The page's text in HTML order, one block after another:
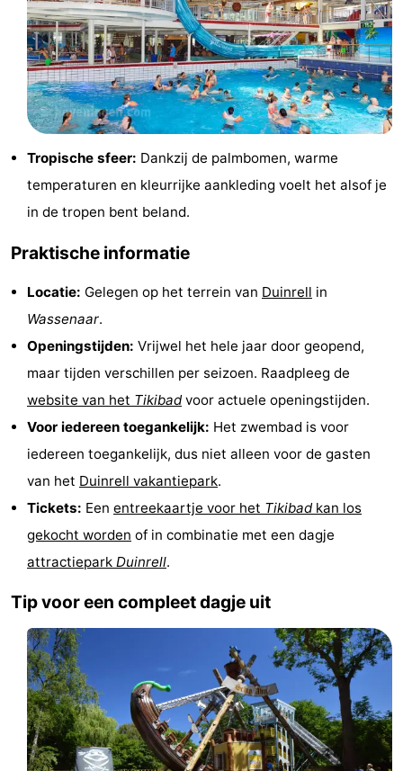
Zwembaden
Fietsen
Wandelen
-
Paardrijden
drinken
Evenementen
Praktisch
Forum
Route
Parkeren
Reisboekenwinkel
Nieuws
Medische
adressen
Regio
Noord-
Holland
Natuur
Tropische sfeer: Dankzij de palmbomen, warme
temperaturen en kleurrijke aankleding voelt het alsof je
in de tropen bent beland.
Praktische informatie
Locatie: Gelegen op het terrein van Duinrell in
Wassenaar.
Openingstijden: Vrijwel het hele jaar door geopend,
maar tijden verschillen per seizoen. Raadpleeg de
website van het Tikibadvoor actuele openingstijden.
Voor iedereen toegankelijk: Het zwembad is voor
iedereen toegankelijk, dus niet alleen voor de gasten
van het Duinrell vakantiepark.
Tickets: Een entreekaartje voor het Tikibadkan los
gekocht worden of in combinatie met een dagje
attractiepark Duinrell.
Tip voor een compleet dagje uit